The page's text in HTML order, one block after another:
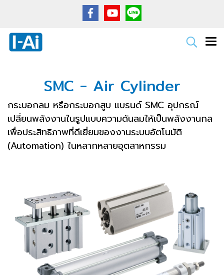
SMC - Air Cylinder
กระบอกลม หรือกระบอกสูบ แบรนด์ SMC อุปกรณ์
เปลี่ยนพลังงานในรูปแบบความดันลมให้เป็นพลังงานกล
เพื่อประสิทธิภาพที่ดีเยี่ยมของงานระบบอัตโนมัติ
(Automation) ในหลากหลายอุตสาหกรรม